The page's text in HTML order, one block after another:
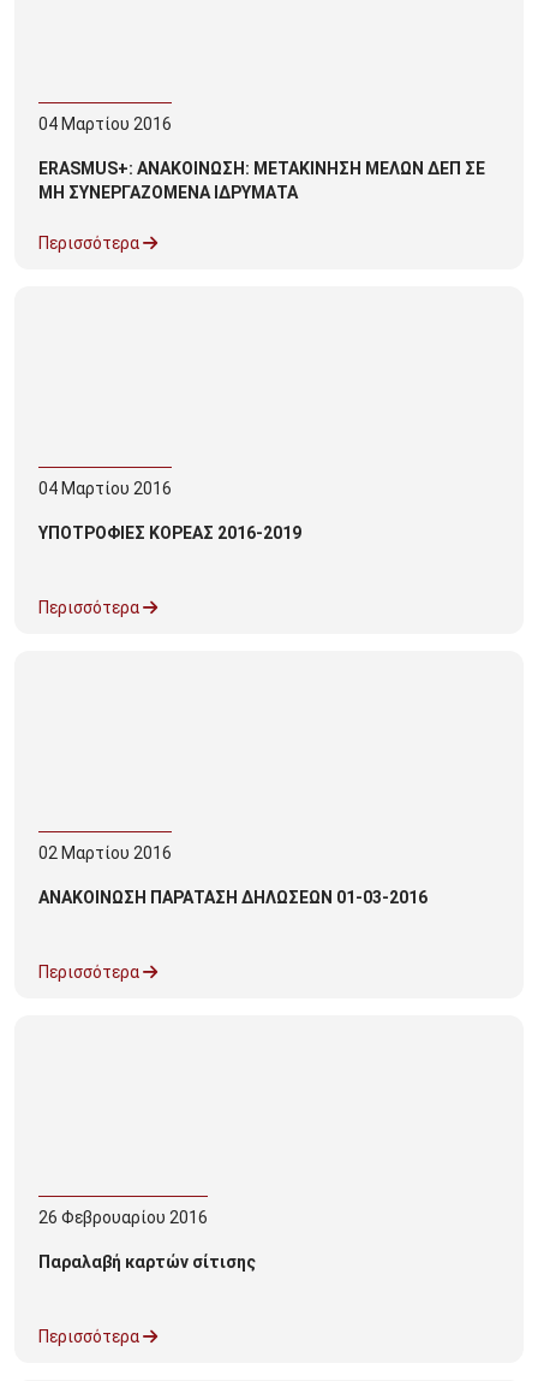
04 Μαρτίου 2016
ERASMUS+: ΑΝΑΚΟΙΝΩΣΗ: ΜΕΤΑΚΙΝΗΣΗ ΜΕΛΩΝ ΔΕΠ ΣΕ
ΜΗ ΣΥΝΕΡΓΑΖΟΜΕΝΑ ΙΔΡΥΜΑΤΑ
Περισσότερα
04 Μαρτίου 2016
ΥΠΟΤΡΟΦΙΕΣ ΚΟΡΕΑΣ 2016-2019
Περισσότερα
02 Μαρτίου 2016
ΑΝΑΚΟΙΝΩΣΗ ΠΑΡΑΤΑΣΗ ΔΗΛΩΣΕΩΝ 01-03-2016
Περισσότερα
26 Φεβρουαρίου 2016
Παραλαβή καρτών σίτισης
Περισσότερα